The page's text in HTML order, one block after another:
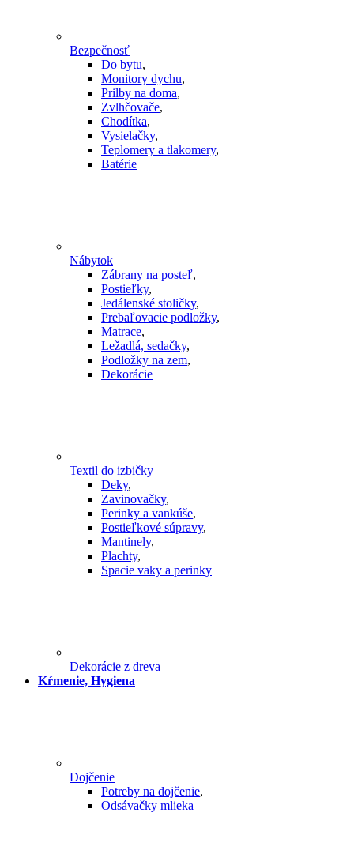
Bezpečnosť
Do bytu,
Monitory dychu,
Prilby na doma,
Zvlhčovače,
Chodítka,
Vysielačky,
Teplomery a tlakomery,
Batérie
Nábytok
Zábrany na posteľ,
Postieľky,
Jedálenské stoličky,
Prebaľovacie podložky,
Matrace,
Ležadlá, sedačky,
Podložky na zem,
Dekorácie
Textil do izbičky
Deky,
Zavinovačky,
Perinky a vankúše,
Postieľkové súpravy,
Mantinely,
Plachty,
Spacie vaky a perinky
Dekorácie z dreva
Kŕmenie, Hygiena
Dojčenie
Potreby na dojčenie,
Odsávačky mlieka